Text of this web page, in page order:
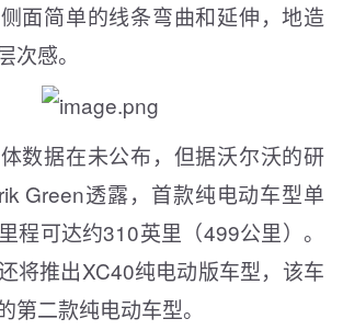
面简单的线条弯曲和延伸，地造
次感。
数据在未公布，但据沃尔沃的研
Green透露，首款纯电动车型单
程可达约310英里（499公里）。
将推出XC40纯电动版车型，该车
第二款纯电动车型。